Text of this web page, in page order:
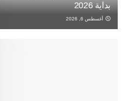
بداية 2026
أغسطس 6, 2026